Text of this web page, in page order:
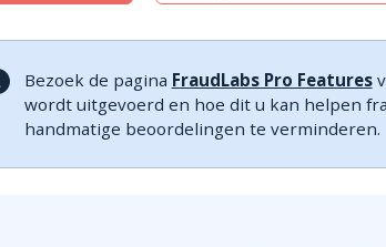
Bezoek de pagina FraudLabs Pro Features
wordt uitgevoerd en hoe dit u kan helpen
handmatige beoordelingen te verminderen.